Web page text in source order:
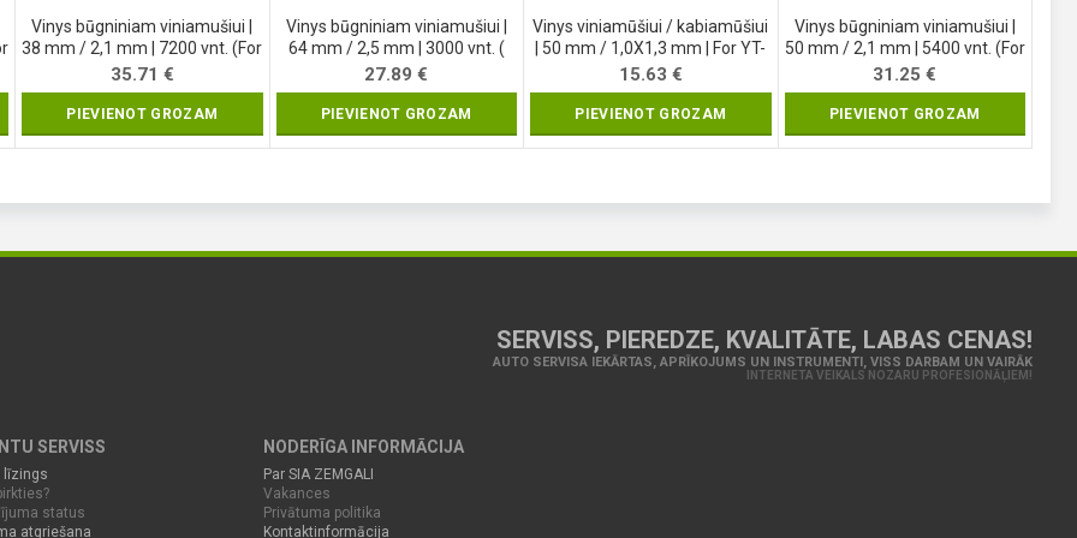
Vinys būgniniam viniamušiui |
38 mm / 2,1 mm | 7200 vnt. (For
YT-09212) (71991)
35.71 €
PIEVIENOT GROZAM
Vinys būgniniam viniamušiui |
64 mm / 2,5 mm | 3000 vnt. (
For YT-09213, YT-09214)
(71993)
27.89€
PIEVIENOT GROZAM
Vinys viniamūšiui / kabiamūšiui
| 50 mm / 1,0X1,3 mm | For YT-
09203 | 3400 vnt. (71983)
15.63 €
PIEVIENOT GROZAM
Vinys būgniniam viniamušiui |
50 mm / 2,1 mm | 5400 vnt. (For
YT-09212, YT-09214, YT-09214)
(71992)
31.25€
PIEVIENOT GROZAM
SERVISS, PIEREDZE, KVALITĀTE, LABAS CENAS!
AUTO SERVISA IEKĀRTAS, APRĪKOJUMS UN INSTRUMENTI, VISS DARBAM UN VAIRĀK
INTERNETA VEIKALS NOZARU PROFESIONĀĻIEM!
SERVISS
līzings
status
atgriešana
NODERĪGA INFORMĀCIJA
Par SIA ZEMGALI
Vakances
Privātuma politika
Kontaktinformācija